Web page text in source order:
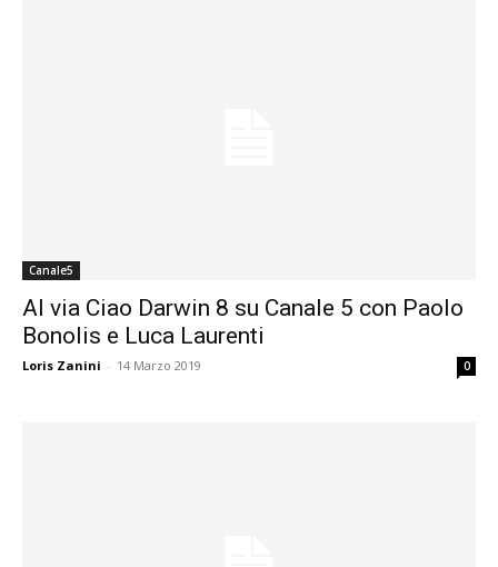
Canale5
Al via Ciao Darwin 8 su Canale 5 con Paolo
Bonolis e Luca Laurenti
Loris Zanini - 14 Marzo 2019 0